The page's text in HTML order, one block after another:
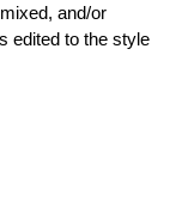
and/or
edited to the style